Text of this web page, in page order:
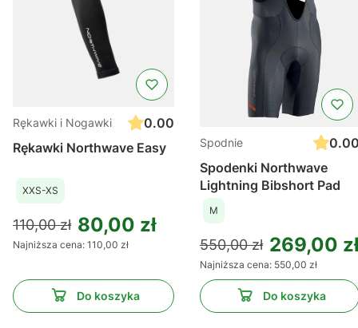
Rękawki i Nogawki
0.00
Rękawki Northwave Easy
XXS-XS
110,00 zł 80,00 zł
Najniższa cena: 110,00 zł
Do koszyka
Spodnie
Spodenki Northwave
Lightning Bibshort Pad
M
550,00 zł 269,00
Najniższa cena: 550,00 zł
Do koszyka